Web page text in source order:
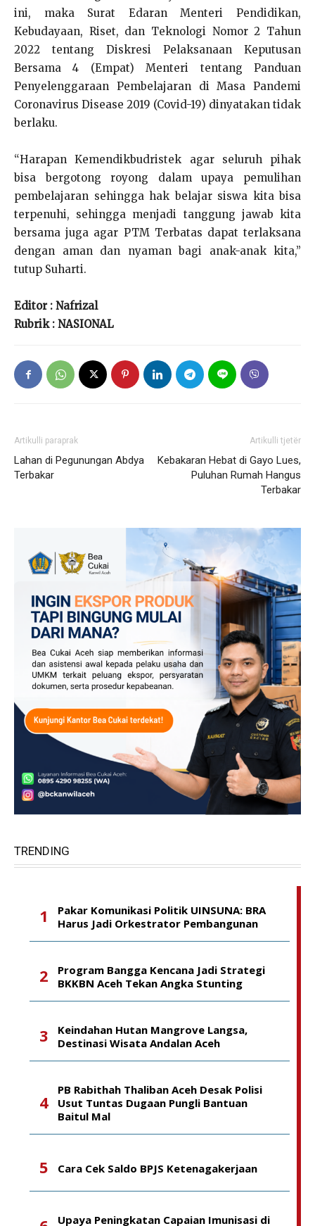
ini, maka Surat Edaran Menteri Pendidikan,
Kebudayaan, Riset, dan Teknologi Nomor 2 Tahun
2022 tentang Diskresi Pelaksanaan Keputusan
Bersama 4 (Empat) Menteri tentang Panduan
Penyelenggaraan Pembelajaran di Masa Pandemi
Coronavirus Disease 2019 (Covid-19) dinyatakan tidak
berlaku.
“Harapan Kemendikbudristek agar seluruh pihak
bisa bergotong royong dalam upaya pemulihan
pembelajaran sehingga hak belajar siswa kita bisa
terpenuhi, sehingga menjadi tanggung jawab kita
bersama juga agar PTM Terbatas dapat terlaksana
dengan aman dan nyaman bagi anak-anak kita,”
tutup Suharti.
Editor : Nafrizal
Rubrik : NASIONAL
Artikulli paraprak
Lahan di Pegunungan Abdya
Terbakar
Artikulli tjetër
Kebakaran Hebat di Gayo Lues,
Puluhan Rumah Hangus
Terbakar
TRENDING
Pakar Komunikasi Politik UINSUNA: BRA
Harus Jadi Orkestrator Pembangunan
Program Bangga Kencana Jadi Strategi
BKKBN Aceh Tekan Angka Stunting
Keindahan Hutan Mangrove Langsa,
Destinasi Wisata Andalan Aceh
PB Rabithah Thaliban Aceh Desak Polisi
Usut Tuntas Dugaan Pungli Bantuan
Baitul Mal
Cara Cek Saldo BPJS Ketenagakerjaan
Upaya Peningkatan Capaian Imunisasi di